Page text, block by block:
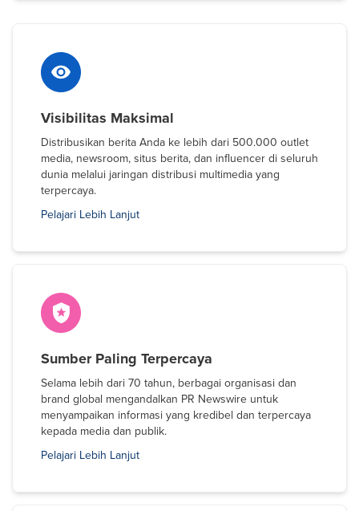
Visibilitas Maksimal
Distribusikan berita Anda ke lebih dari 500.000 outlet
media, newsroom, situs berita, dan influencer di seluruh
dunia melalui jaringan distribusi multimedia yang
terpercaya.
Pelajari Lebih Lanjut
Sumber Paling Terpercaya
Selama lebih dari 70 tahun, berbagai organisasi dan
brand global mengandalkan PR Newswire untuk
menyampaikan informasi yang kredibel dan terpercaya
kepada media dan publik.
Pelajari Lebih Lanjut